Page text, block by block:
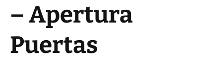
– Apertura
Puertas